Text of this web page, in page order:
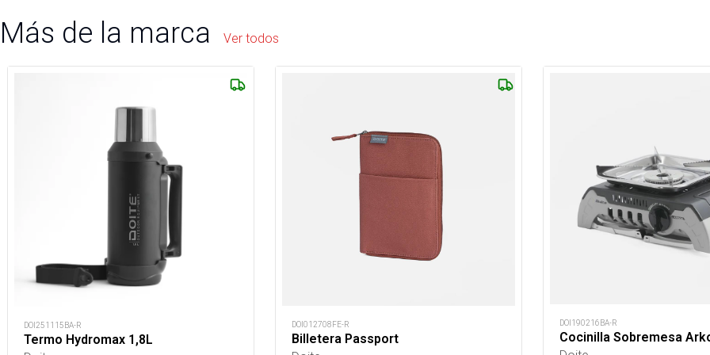
Más de la marca Ver todos
DOI251115BA-R
Termo Hydromax 1,8L
DOI012708FE-R
Billetera Passport
DOI190216BA-R
Cocinilla Sobremesa